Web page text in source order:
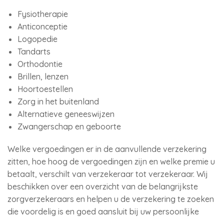
Fysiotherapie
Anticonceptie
Logopedie
Tandarts
Orthodontie
Brillen, lenzen
Hoortoestellen
Zorg in het buitenland
Alternatieve geneeswijzen
Zwangerschap en geboorte
Welke vergoedingen er in de aanvullende verzekering
zitten, hoe hoog de vergoedingen zijn en welke premie u
betaalt, verschilt van verzekeraar tot verzekeraar. Wij
beschikken over een overzicht van de belangrijkste
zorgverzekeraars en helpen u de verzekering te zoeken
die voordelig is en goed aansluit bij uw persoonlijke